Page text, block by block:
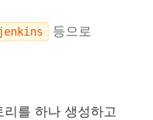
등으로
리를 하나 생성하고